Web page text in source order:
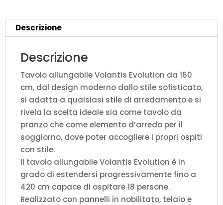
e
gambe
quantità
Descrizione
Descrizione
Tavolo allungabile Volantis Evolution da 160
cm, dal design moderno dallo stile sofisticato,
si adatta a qualsiasi stile di arredamento e si
rivela la scelta ideale sia come tavolo da
pranzo che come elemento d’arredo per il
soggiorno, dove poter accogliere i propri ospiti
con stile.
Il tavolo allungabile Volantis Evolution è in
grado di estendersi progressivamente fino a
420 cm capace di ospitare 18 persone.
Realizzato con pannelli in nobilitato, telaio e